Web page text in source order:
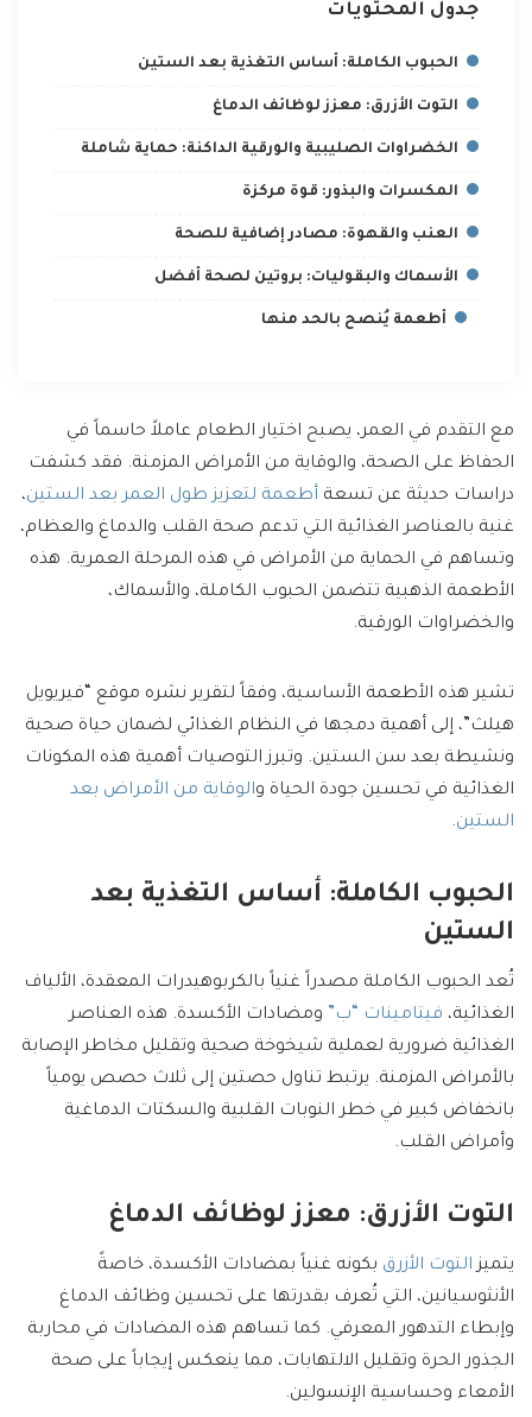
جدول المحتويات
الحبوب الكاملة: أساس التغذية بعد الستين
التوت الأزرق: معزز لوظائف الدماغ
الخضراوات الصليبية والورقية الداكنة: حماية شاملة
المكسرات والبذور: قوة مركزة
العنب والقهوة: مصادر إضافية للصحة
الأسماك والبقوليات: بروتين لصحة أفضل
أطعمة يُنصح بالحد منها
مع التقدم في العمر، يصبح اختيار الطعام عاملاً حاسماً في
الحفاظ على الصحة، والوقاية من الأمراض المزمنة. فقد كشفت
دراسات حديثة عن تسعة أطعمة لتعزيز طول العمر بعد الستين،
غنية بالعناصر الغذائية التي تدعم صحة القلب والدماغ والعظام،
وتساهم في الحماية من الأمراض في هذه المرحلة العمرية. هذه
الأطعمة الذهبية تتضمن الحبوب الكاملة، والأسماك،
والخضراوات الورقية.
تشير هذه الأطعمة الأساسية، وفقاً لتقرير نشره موقع “فيريويل
هيلث”، إلى أهمية دمجها في النظام الغذائي لضمان حياة صحية
ونشيطة بعد سن الستين. وتبرز التوصيات أهمية هذه المكونات
الغذائية في تحسين جودة الحياة والوقاية من الأمراض بعد
الستين.
الحبوب الكاملة: أساس التغذية بعد
الستين
تُعد الحبوب الكاملة مصدراً غنياً بالكربوهيدرات المعقدة، الألياف
الغذائية، فيتامينات “ب” ومضادات الأكسدة. هذه العناصر
الغذائية ضرورية لعملية شيخوخة صحية وتقليل مخاطر الإصابة
بالأمراض المزمنة. يرتبط تناول حصتين إلى ثلاث حصص يومياً
بانخفاض كبير في خطر النوبات القلبية والسكتات الدماغية
وأمراض القلب.
التوت الأزرق: معزز لوظائف الدماغ
يتميزالتوت الأزرق بكونه غنياً بمضادات الأكسدة، خاصةً
الأنثوسيانين، التي تُعرف بقدرتها على تحسين وظائف الدماغ
وإبطاء التدهور المعرفي. كما تساهم هذه المضادات في محاربة
الجذور الحرة وتقليل الالتهابات، مما ينعكس إيجاباً على صحة
الأمعاء وحساسية الإنسولين.